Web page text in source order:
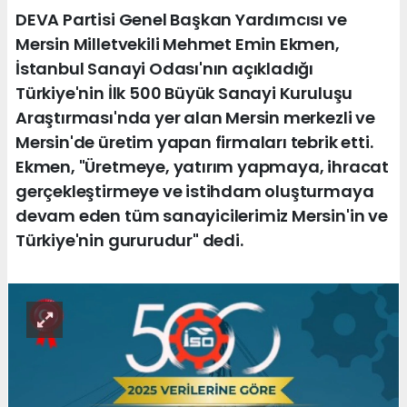
DEVA Partisi Genel Başkan Yardımcısı ve
Mersin Milletvekili Mehmet Emin Ekmen,
İstanbul Sanayi Odası'nın açıkladığı
Türkiye'nin İlk 500 Büyük Sanayi Kuruluşu
Araştırması'nda yer alan Mersin merkezli ve
Mersin'de üretim yapan firmaları tebrik etti.
Ekmen, "Üretmeye, yatırım yapmaya, ihracat
gerçekleştirmeye ve istihdam oluşturmaya
devam eden tüm sanayicilerimiz Mersin'in ve
Türkiye'nin gururudur" dedi.